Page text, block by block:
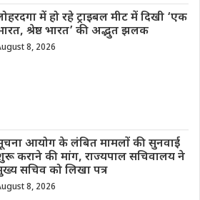
में हो रहे ट्राइबल मीट में दिखी ‘एक
श्रेष्ठ भारत’ की अद्भुत झलक
8, 2026
आयोग के लंबित मामलों की सुनवाई
कराने की मांग, राज्यपाल सचिवालय ने
सचिव को लिखा पत्र
8, 2026